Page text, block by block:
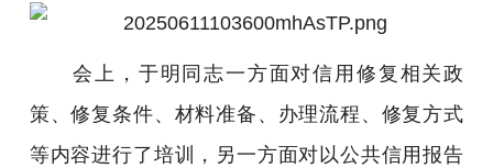
会上，于明同志一方面对信用修复相关政
策、修复条件、材料准备、办理流程、修复方式
等内容进行了培训，另一方面对以公共信用报告